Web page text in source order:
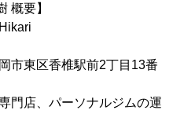
概要】
市東区香椎駅前2丁目13番
店、パーソナルジムの運